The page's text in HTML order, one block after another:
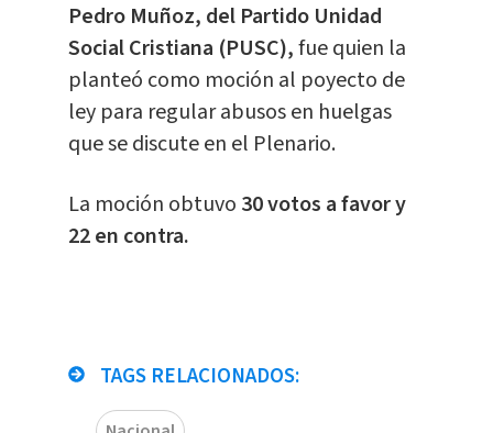
Pedro Muñoz, del Partido Unidad
Social Cristiana (PUSC),fue quien la
planteó como moción al poyecto de
ley para regular abusos en huelgas
que se discute en el Plenario.
La moción obtuvo 30 votos a favor y
22 en contra.
TAGS RELACIONADOS: